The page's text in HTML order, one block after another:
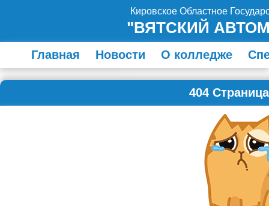
Кировское Областное
"ВЯТСКИЙ
Главная Новости О колледже
404